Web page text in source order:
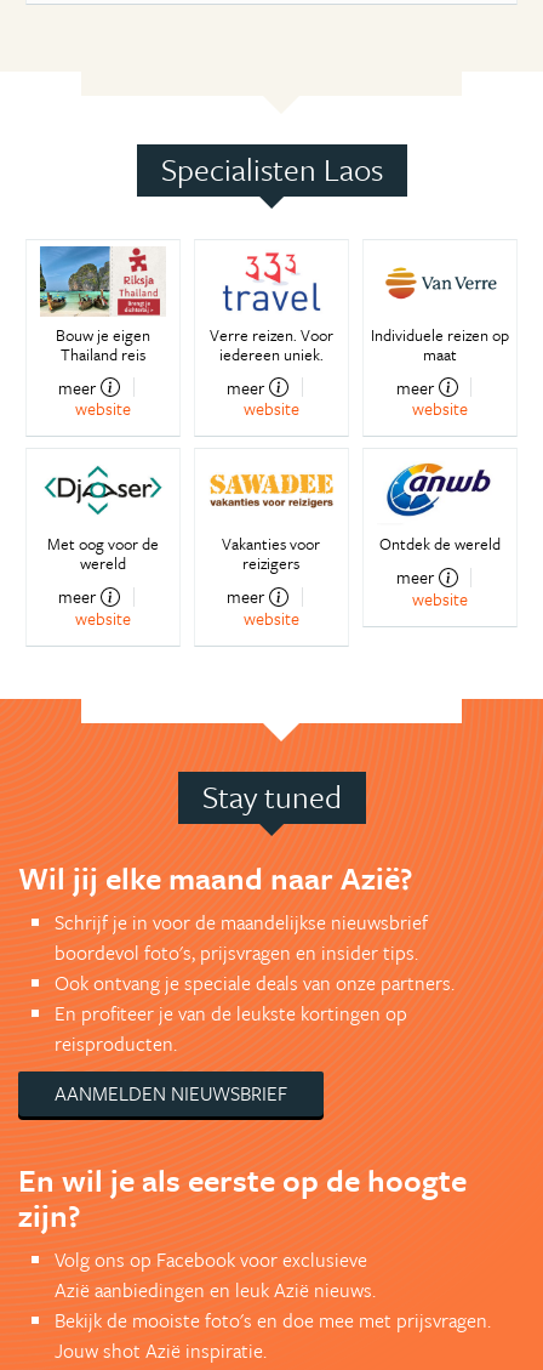
Specialisten Laos
Bouw je eigen
Thailand reis
meer
website
Verre reizen. Voor
iedereen uniek.
meer
website
Individuele reizen op
maat
meer
website
Met oog voor de
wereld
meer
website
Vakanties voor
reizigers
meer
website
Ontdek de wereld
meer
website
Stay tuned
Wil jij elke maand naar Azië?
Schrijf je in voor de maandelijkse nieuwsbrief
boordevol foto's, prijsvragen en insider tips.
Ook ontvang je speciale deals van onze partners.
En profiteer je van de leukste kortingen op
reisproducten.
AANMELDEN NIEUWSBRIEF
En wil je als eerste op de hoogte
zijn?
Volg ons op Facebook voor exclusieve
Azië aanbiedingen en leuk Azië nieuws.
Bekijk de mooiste foto's en doe mee met prijsvragen.
Jouw shot Azië inspiratie.